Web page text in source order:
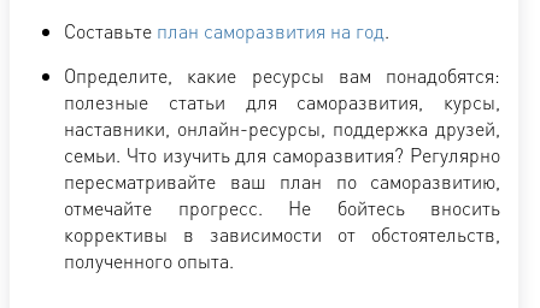
Составьте план саморазвития на год.
Определите, какие ресурсы вам понадобятся:
полезные статьи для саморазвития, курсы,
наставники, онлайн-ресурсы, поддержка друзей,
семьи. Что изучить для саморазвития? Регулярно
пересматривайте ваш план по саморазвитию,
отмечайте прогресс. Не бойтесь вносить
коррективы в зависимости от обстоятельств,
полученного опыта.